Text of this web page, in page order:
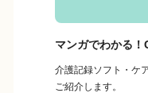
マンガでわかる
介護記録ソフト・ケ
ご紹介します。